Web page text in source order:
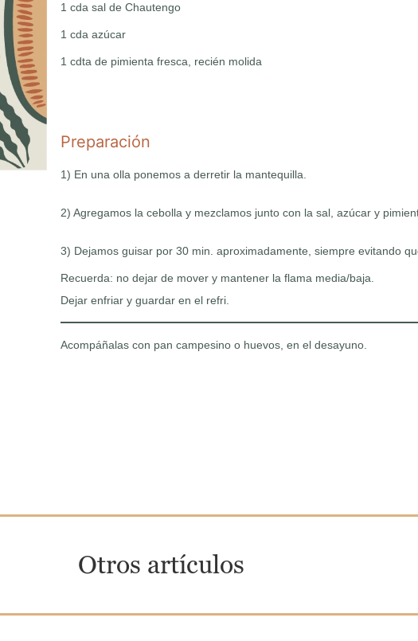
1 cda sal de Chautengo
1 cda azúcar
1 cdta de pimienta fresca, recién molida
Preparación
1) En una olla ponemos a derretir la mantequilla.
2) Agregamos la cebolla y mezclamos junto con la sal, azúcar y
3) Dejamos guisar por 30 min. aproximadamente, siempre evitando
Recuerda: no dejar de mover y mantener la flama media/baja.
Dejar enfriar y guardar en el refri.
Acompáñalas con pan campesino o huevos, en el desayuno.
Otros artículos